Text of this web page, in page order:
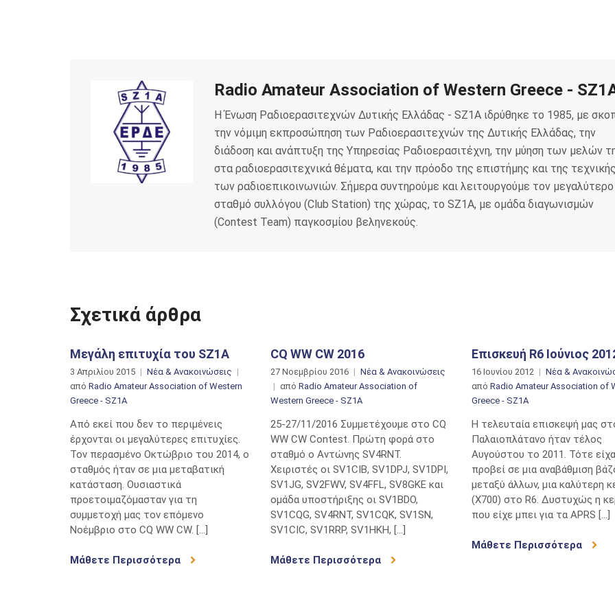
t
e
r
Radio Amateur Association of Western Greece -
Η Ένωση Ραδιοερασιτεχνών Δυτικής Ελλάδας - SZ1A ιδρύθηκε το 1985, με
την νόμιμη εκπροσώπηση των Ραδιοερασιτεχνών της Δυτικής Ελλάδας, την
διάδοση και ανάπτυξη της Υπηρεσίας Ραδιοερασιτέχνη, την μύηση των μελών
στα ραδιοερασιτεχνικά θέματα, και την πρόοδο της επιστήμης και της τεχνικής
των ραδιοεπικοινωνιών. Σήμερα συντηρούμε και λειτουργούμε τον μεγαλύτερο
σταθμό συλλόγου (Club Station) της χώρας, το SZ1A, με ομάδα διαγωνισμών
(Contest Team) παγκοσμίου βεληνεκούς.
Σχετικά άρθρα
Μεγάλη επιτυχία του SZ1A
3 Απριλίου 2015
Νέα & Ανακοινώσεις
από Radio Amateur Association of Western
Greece - SZ1A
Από εκεί που δεν το περιμένεις
έρχονται οι μεγαλύτερες επιτυχίες.
Τον περασμένο Οκτώβριο του 2014, ο
σταθμός ήταν σε μια μεταβατική
κατάσταση. Ουσιαστικά
προετοιμαζόμασταν για τη
συμμετοχή μας τον επόμενο
Νοέμβριο στο CQ WW CW. […]
Μάθετε Περισσότερα
CQ WW CW 2016
27 Νοεμβρίου 2016
Νέα & Ανακοινώσεις
απόRadio Amateur Association of
Western Greece - SZ1A
25-27/11/2016 Συμμετέχουμε στο CQ
WW CW Contest. Πρώτη φορά στο
σταθμό ο Αντώνης SV4RNT.
Χειριστές οι SV1CIB, SV1DPJ, SV1DPI,
SV1JG, SV2FWV, SV4FFL, SV8GKE και
ομάδα υποστήριξης οι SV1BDO,
SV1CQG, SV4RNT, SV1CQK, SV1SN,
SV1CIC, SV1RRP, SV1HKH, […]
Μάθετε Περισσότερα
Επισκευή R6 Ιούνιος
16 Ιουνίου 2012
Νέα &
από Radio Amateur Association of
Greece - SZ1A
Η τελευταία επισκεψή μας
Παλαιοπλάτανο ήταν τέλος
Αυγούστου το 2011. Τότε
προβεί σε μια αναβάθμιση
μεταξύ άλλων, μια καλύτερη
(Χ700) στο R6. Δυστυχώς η
που είχε μπει για τα APRS […]
Μάθετε Περισσότερα